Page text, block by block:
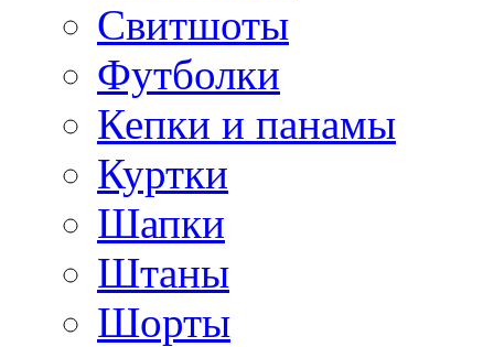
Свитшоты
Футболки
Кепки и панамы
Куртки
Шапки
Штаны
Шорты